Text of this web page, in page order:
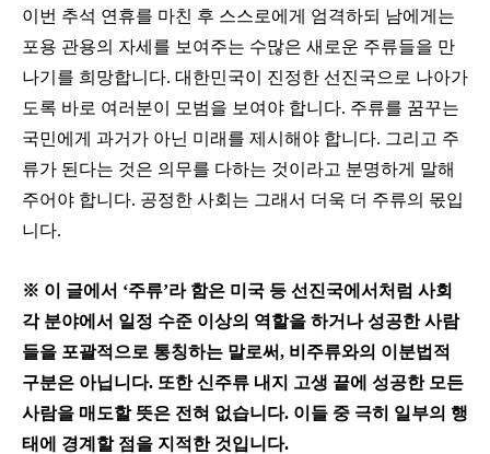
이번 추석 연휴를 마친 후 스스로에게 엄격하되 남에게는
포용 관용의 자세를 보여주는 수많은 새로운 주류들을 만
나기를 희망합니다. 대한민국이 진정한 선진국으로 나아가
도록 바로 여러분이 모범을 보여야 합니다. 주류를 꿈꾸는
국민에게 과거가 아닌 미래를 제시해야 합니다. 그리고 주
류가 된다는 것은 의무를 다하는 것이라고 분명하게 말해
주어야 합니다. 공정한 사회는 그래서 더욱 더 주류의 몫입
니다.
※ 이 글에서 ‘주류’라 함은 미국 등 선진국에서처럼 사회
각 분야에서 일정 수준 이상의 역할을 하거나 성공한 사람
들을 포괄적으로 통칭하는 말로써, 비주류와의 이분법적
구분은 아닙니다. 또한 신주류 내지 고생 끝에 성공한 모든
사람을 매도할 뜻은 전혀 없습니다. 이들 중 극히 일부의 행
태에 경계할 점을 지적한 것입니다.